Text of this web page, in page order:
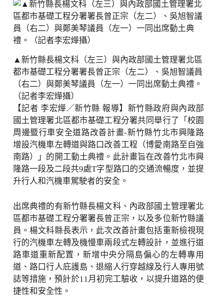
▲新竹縣長楊文科（左三）與內政部國土管理署北區
都市基礎工程分署署長曾正宗（左二）、吳旭智議員
（右二）與鄭美琴議員（左一）一同出席動土典禮。
（記者李宏燁攝）
【記者 李宏燁／新竹縣 報導】新竹縣政府與內政部
國土管理署北區都市基礎工程分署共同舉行了「校園
周邊暨行車安全道路改善計畫-新竹縣竹北市興隆路
增設汽機車左轉道與路口改善工程（博愛南路至自強
南路）」的開工動土典禮。此計畫旨在改善竹北市興
隆路一段及二段共9處T字型路口的交通流暢度，並提
升行人和汽機車駕駛者的安全。
出席典禮的有新竹縣長楊文科、內政部國土管理署北
區都市基礎工程分署署長曾正宗，以及多位新竹縣議
員。楊文科縣長表示，此次改善計畫包括重新檢視現
行的汽機車左轉及機慢車兩段式左轉設計，並進行道
路車道重新配置，新增中央分隔島偏心的左轉專用
道、路口行人庇護島、退縮人行穿越線及行人專用號
誌等措施，預計於11月初完工驗收，以提升道路的便
捷性和安全性。